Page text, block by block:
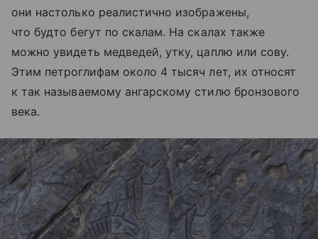
они настолько реалистично изображены,
что будто бегут по скалам. На скалах также
можно увидеть медведей, утку, цаплю или сову.
Этим петроглифам около 4 тысяч лет, их относят
к так называемому ангарскому стилю бронзового
века.